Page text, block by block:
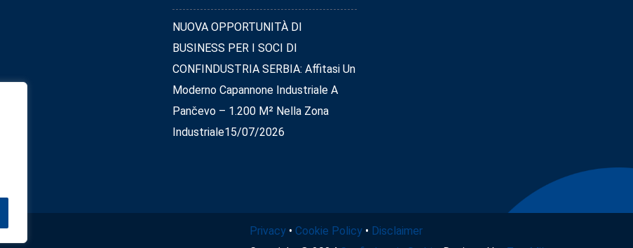
NUOVA OPPORTUNITÀ DI
BUSINESS PER I SOCI DI
CONFINDUSTRIA SERBIA: Affitasi Un
Moderno Capannone Industriale A
Pančevo – 1.200 M² Nella Zona
Industriale15/07/2026
Privacy • Cookie Policy • Disclaimer